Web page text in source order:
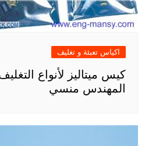
اكياس تعبئة و تغليف
كيس ميتاليز لأنواع
المهندس منسي